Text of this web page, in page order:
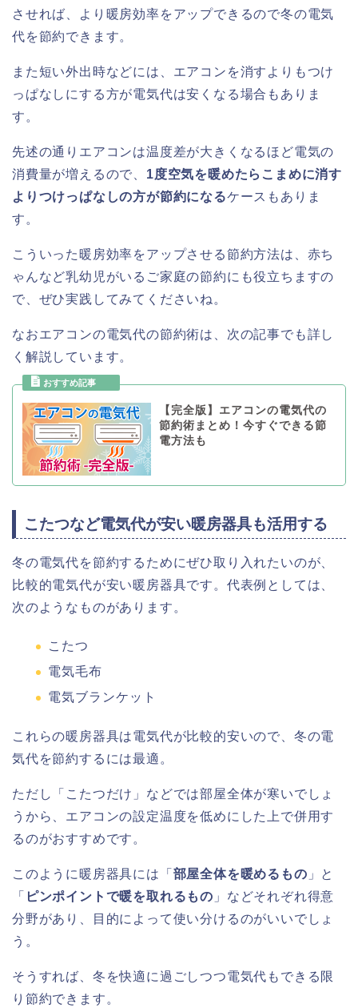
させれば、より暖房効率をアップできるので冬の電気
代を節約できます。
また短い外出時などには、エアコンを消すよりもつけ
っぱなしにする方が電気代は安くなる場合もありま
す。
先述の通りエアコンは温度差が大きくなるほど電気の
消費量が増えるので、 1度空気を暖めたらこまめに消す
よりつけっぱなしの方が節約になるケースもありま
す。
こういった暖房効率をアップさせる節約方法は、赤ち
ゃんなど乳幼児がいるご家庭の節約にも役立ちますの
で、ぜひ実践してみてくださいね。
なおエアコンの電気代の節約術は、次の記事でも詳し
く解説しています。
【完全版】エアコンの電気代の
節約術まとめ！今すぐできる節
電方法も
こたつなど電気代が安い暖房器具も活用する
冬の電気代を節約するためにぜひ取り入れたいのが、
比較的電気代が安い暖房器具です。代表例としては、
次のようなものがあります。
こたつ
電気毛布
電気ブランケット
これらの暖房器具は電気代が比較的安いので、冬の電
気代を節約するには最適。
ただし「こたつだけ」などでは部屋全体が寒いでしょ
うから、エアコンの設定温度を低めにした上で併用す
るのがおすすめです。
このように暖房器具には「 部屋全体を暖めるもの 」と
「 ピンポイントで暖を取れるもの 」などそれぞれ得意
分野があり、目的によって使い分けるのがいいでしょ
う。
そうすれば、冬を快適に過ごしつつ電気代もできる限
り節約できます。